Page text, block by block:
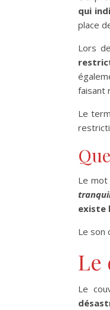
qui
place
Lors
faisant
Le
Le
existe
Le son
Le
Le